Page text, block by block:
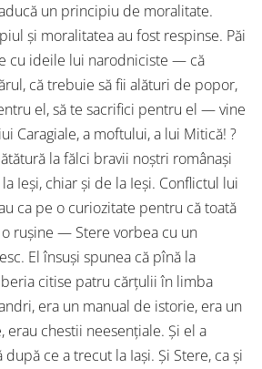
un principiu de moralitate.
şi moralitatea au fost respinse. Păi
cu ideile lui narodniciste — că
că trebuie să fii alături de popor,
el, să te sacrifici pentru el — vine
Caragiale, a moftului, a lui Mitică! ?
la fălci bravii noştri românaşi
Ieşi, chiar şi de la Ieşi. Conflictul lui
ca pe o curiozitate pentru că toată
ruşine — Stere vorbea cu un
El însuşi spunea că pînă la
citise patru cărţulii în limba
era un manual de istorie, era un
erau chestii neesenţiale. Şi el a
ce a trecut la Iaşi. Şi Stere, ca şi